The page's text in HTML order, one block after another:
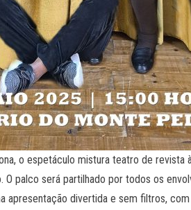
o espetáculo mistura teatro de revista
O palco será partilhado por todos os
apresentação divertida e sem filtros,